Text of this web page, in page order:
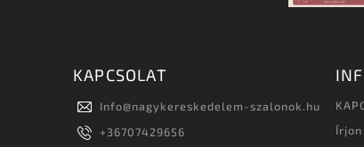
KAPCSOLAT
Info@nagykereskedelem-szalonok.hu
+36707429656